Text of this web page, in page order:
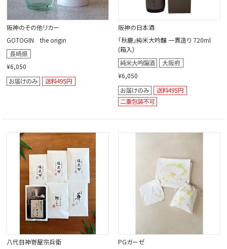
阪神のその他リカー
GOTOGIN the origin
¥6,050
阪神の日本酒
｢秋鹿｣純米大吟醸 一貫造り 720ml
(箱入)
¥6,050
八代目神嵜屋宗兵衛
PGガーゼ